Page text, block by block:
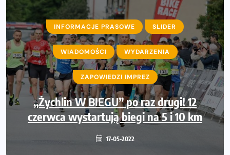
INFORMACJE PRASOWE SLIDER
WIADOMOŚCI WYDARZENIA
ZAPOWIEDZI IMPREZ
„Żychlin W BIEGU” po raz drugi! 12
czerwca wystartują biegi na 5 i 10 km
17-05-2022
AKTUALNOŚCI INFORMACJE PRASOWE
WIADOMOŚCI WYDARZENIA
Międzynarodowe gwiazdy lekkiej atletyki
na Poznań Athletics Grand Prix!
09-05-2022